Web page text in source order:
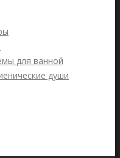
для ванной
души